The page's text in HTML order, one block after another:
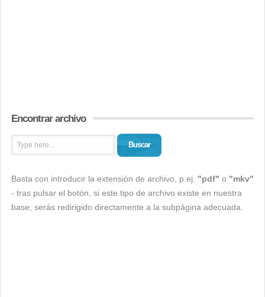
Encontrar archivo
Buscar
Basta con introducir la extensión de archivo, p.ej. "pdf" o "mkv"
- tras pulsar el botón, si este tipo de archivo existe en nuestra
base, serás redirigido directamente a la subpágina adecuada.